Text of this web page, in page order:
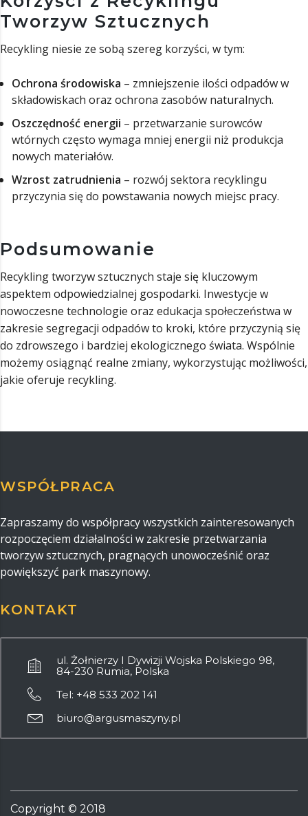
Tworzyw Sztucznych
Recykling niesie ze sobą szereg korzyści, w tym:
Ochrona środowiska – zmniejszenie ilości odpadów w
składowiskach oraz ochrona zasobów naturalnych.
Oszczędność energii – przetwarzanie surowców
wtórnych często wymaga mniej energii niż produkcja
nowych materiałów.
Wzrost zatrudnienia – rozwój sektora recyklingu
przyczynia się do powstawania nowych miejsc pracy.
Podsumowanie
Recykling tworzyw sztucznych staje się kluczowym
aspektem odpowiedzialnej gospodarki. Inwestycje w
nowoczesne technologie oraz edukacja społeczeństwa w
zakresie segregacji odpadów to kroki, które przyczynią się
do zdrowszego i bardziej ekologicznego świata. Wspólnie
możemy osiągnąć realne zmiany, wykorzystując możliwości,
jakie oferuje recykling.
WSPÓŁPRACA
Zapraszamy do współpracy wszystkich zainteresowanych
rozpoczęciem działalności w zakresie przetwarzania
tworzyw sztucznych, pragnących unowocześnić oraz
powiększyć park maszynowy.
KONTAKT
ul. Żołnierzy I Dywizji Wojska Polskiego 98,
84-230 Rumia, Polska
Tel: +48 533 202 141
biuro@argusmaszyny.pl
Copyright © 2018